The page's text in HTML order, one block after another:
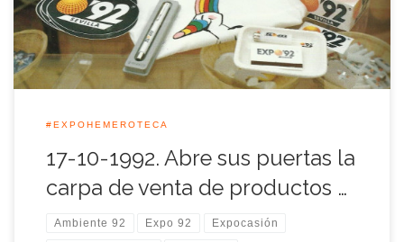
esta venta de ocasión hasta que se agotaron sus stocks, […]
#EXPOHEMEROTECA
17-10-1992. Abre sus puertas la
carpa de venta de productos …
Ambiente 92 Expo 92 Expocasión